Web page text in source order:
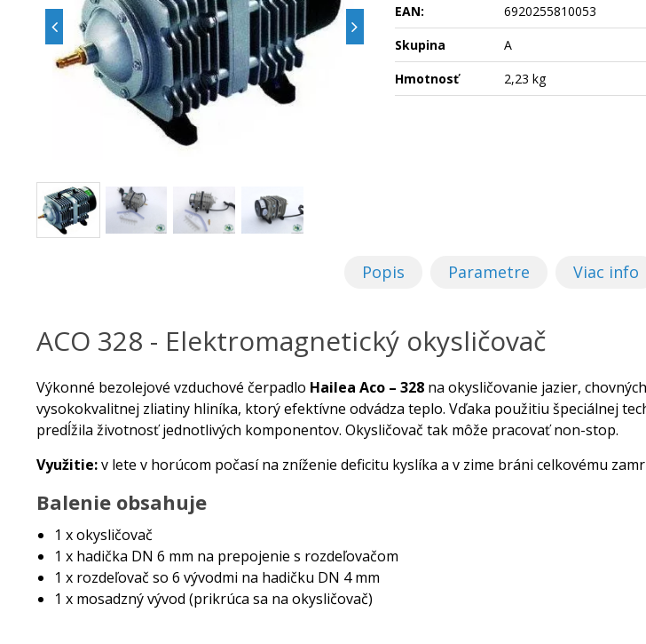
EAN:
6920255810053
Skupina
A
Hmotnosť
2,23 kg
Popis Parametre Viac info
ACO 328 - Elektromagnetický okysličovač
Výkonné bezolejové vzduchové čerpadlo Hailea Aco – 328 na okysličovanie jazier,
vysokokvalitnej zliatiny hliníka, ktorý efektívne odvádza teplo. Vďaka použitiu špeciálnej
predĺžila životnosť jednotlivých komponentov. Okysličovač tak môže pracovať non-stop.
Využitie:v lete v horúcom počasí na zníženie deficitu kyslíka a v zime bráni celkovému
Balenie obsahuje
1 x okysličovač
1 x hadička DN 6 mm na prepojenie s rozdeľovačom
1 x rozdeľovač so 6 vývodmi na hadičku DN 4 mm
1 x mosadzný vývod (prikrúca sa na okysličovač)